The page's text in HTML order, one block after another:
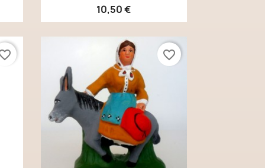
10,50 €
favorite_border